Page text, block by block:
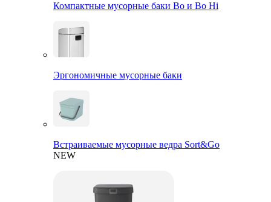
Компактные мусорные баки Bo и Bo Hi
Эргономичные мусорные баки
Встраиваемые мусорные ведра Sort&Go
NEW